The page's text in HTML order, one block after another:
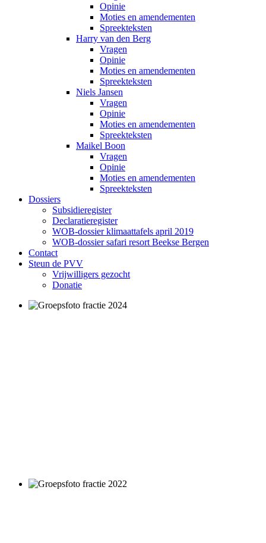
Opinie
Moties en amendementen
Spreekteksten
Harry van den Berg
Vragen
Opinie
Moties en amendementen
Spreekteksten
Niels Jansen
Vragen
Opinie
Moties en amendementen
Spreekteksten
Maikel Boon
Vragen
Opinie
Moties en amendementen
Spreekteksten
Dossiers
Subsidieregister
Declaratieregister
WOB-dossier klimaattafels april 2019
WOB-dossier safari resort Beekse Bergen
Contact
Steun de PVV
Vrijwilligers gezocht
Donatie